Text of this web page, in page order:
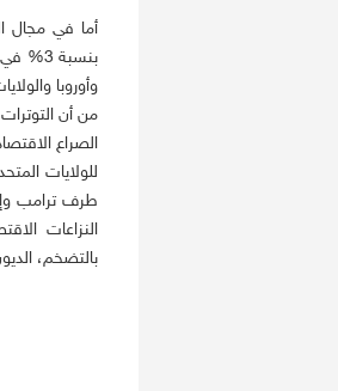
أما في مجال
وأوروبا
من أن
الصراع
للولايات
طرف ترامب
النزاعات
بالتضخم،